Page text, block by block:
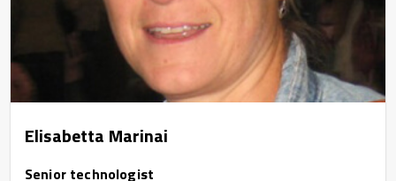
Elisabetta Marinai
Senior technologist